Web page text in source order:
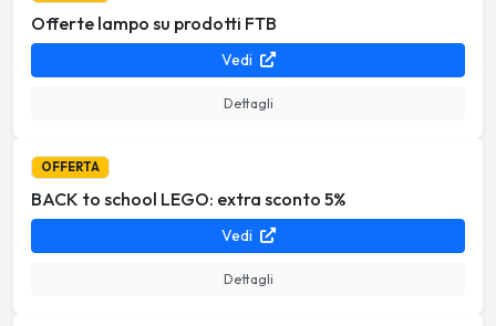
Offerte lampo su prodotti FTB
Vedi
Dettagli
OFFERTA
BACK to school LEGO: extra sconto 5%
Vedi
Dettagli